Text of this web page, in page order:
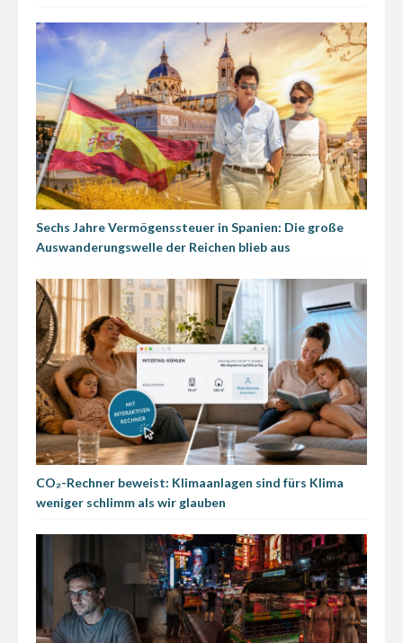
Sechs Jahre Vermögenssteuer in Spanien: Die große
Auswanderungswelle der Reichen blieb aus
CO₂-Rechner beweist: Klimaanlagen sind fürs Klima
weniger schlimm als wir glauben